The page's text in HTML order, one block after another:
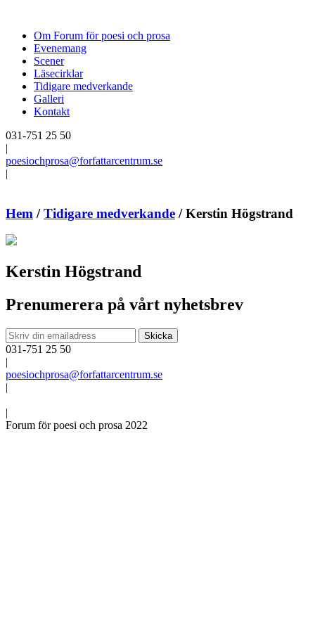
Om Forum för poesi och prosa
Evenemang
Scener
Läsecirklar
Tidigare medverkande
Galleri
Kontakt
031-751 25 50
|
poesiochprosa@forfattarcentrum.se
|
Hem /Tidigare medverkande /Kerstin Högstrand
Kerstin Högstrand
Prenumerera på vårt nyhetsbrev
031-751 25 50
|
poesiochprosa@forfattarcentrum.se
|
|
Forum för poesi och prosa 2022